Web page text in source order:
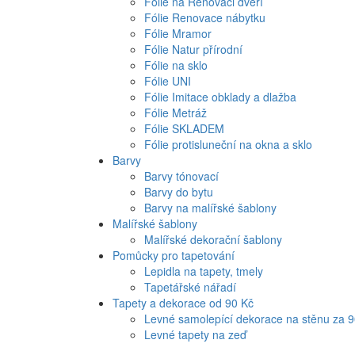
Fólie Renovace nábytku
Fólie Mramor
Fólie Natur přírodní
Fólie na sklo
Fólie UNI
Fólie Imitace obklady a dlažba
Fólie Metráž
Fólie SKLADEM
Fólie protisluneční na okna a sklo
Barvy
Barvy tónovací
Barvy do bytu
Barvy na malířské šablony
Malířské šablony
Malířské dekorační šablony
Pomůcky pro tapetování
Lepidla na tapety, tmely
Tapetářské nářadí
Tapety a dekorace od 90 Kč
Levné samolepící dekorace na stěnu za
Levné tapety na zeď